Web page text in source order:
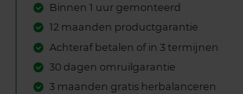
Binnen 1 uur gemonteerd
12 maanden productgarantie
Achteraf betalen of in 3 termijnen
30 dagen omruilgarantie
3 maanden gratis herbalanceren